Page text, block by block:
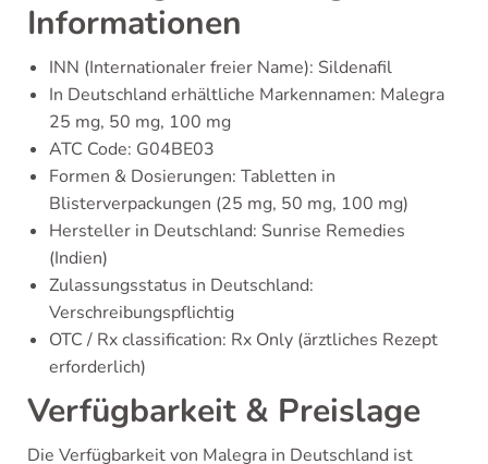
Informationen
INN (Internationaler freier Name): Sildenafil
In Deutschland erhältliche Markennamen: Malegra
25 mg, 50 mg, 100 mg
ATC Code: G04BE03
Formen & Dosierungen: Tabletten in
Blisterverpackungen (25 mg, 50 mg, 100 mg)
Hersteller in Deutschland: Sunrise Remedies
(Indien)
Zulassungsstatus in Deutschland:
Verschreibungspflichtig
OTC / Rx classification: Rx Only (ärztliches Rezept
erforderlich)
Verfügbarkeit & Preislage
Die Verfügbarkeit von Malegra in Deutschland ist